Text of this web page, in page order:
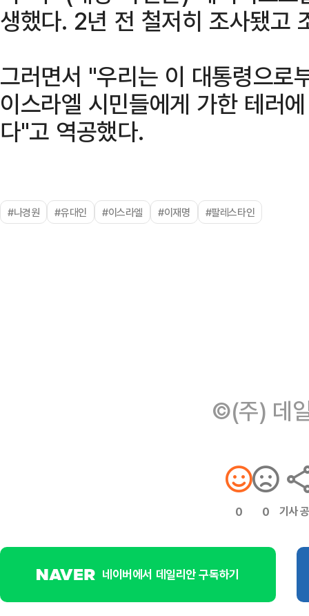
생했다. 2년 전 철저히 조사됐고
그러면서 "우리는 이 대통령으로
이스라엘 시민들에게 가한 테러
다"고 역공했다.
#나경원 #유대인 #이스라엘 #이재명 #팔레스타인
©(주) 데
0 0 기사
네이버에서 데일리안 구독하기